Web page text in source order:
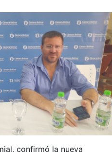
confirmó la nueva